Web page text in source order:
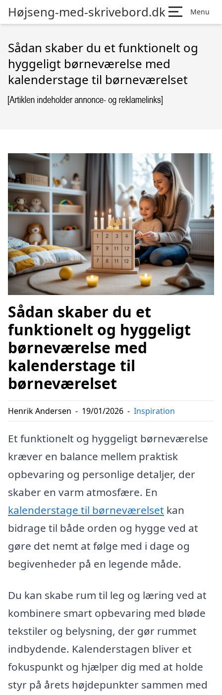
Højseng-med-skrivebord.dk Menu
Sådan skaber du et funktionelt og
hyggeligt børneværelse med
kalenderstage til børneværelset
Sådan skaber du et
funktionelt og hyggeligt
børneværelse med
kalenderstage til
børneværelset
Henrik Andersen - 19/01/2026 - Inspiration
Et funktionelt og hyggeligt børneværelse
kræver en balance mellem praktisk
opbevaring og personlige detaljer, der
skaber en varm atmosfære. En
kalenderstage til børneværelset kan
bidrage til både orden og hygge ved at
gøre det nemt at følge med i dage og
begivenheder på en legende måde.
Du kan skabe rum til leg og læring ved at
kombinere smart opbevaring med bløde
tekstiler og belysning, der gør rummet
indbydende. Kalenderstagen bliver et
fokuspunkt og hjælper dig med at holde
styr på årets højdepunkter sammen med